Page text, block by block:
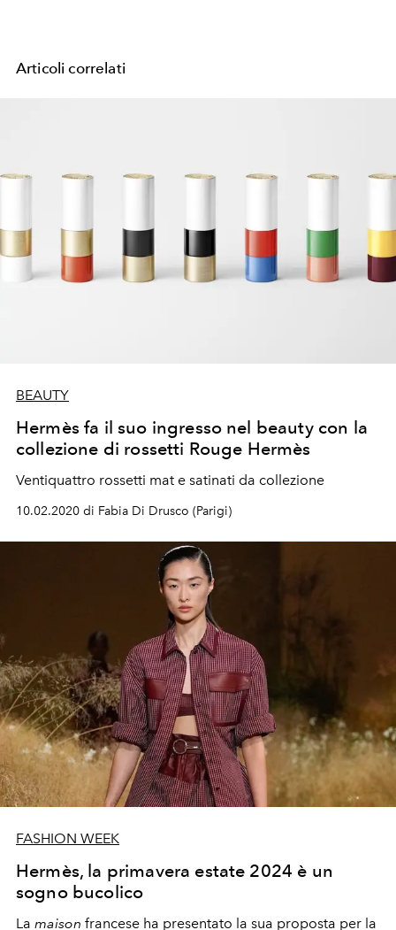
Articoli correlati
BEAUTY
Hermès fa il suo ingresso nel beauty con la
collezione di rossetti Rouge Hermès
Ventiquattro rossetti mat e satinati da collezione
10.02.2020 di Fabia Di Drusco (Parigi)
FASHION WEEK
Hermès, la primavera estate 2024 è un
sogno bucolico
La maison francese ha presentato la sua proposta per la